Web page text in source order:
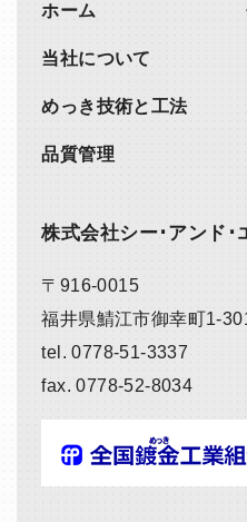
ホーム
当社について
めっき技術と工法
品質管理
株式会社シー･アンド･
〒916-0015
福井県鯖江市御幸町1-
tel.0778-51-3337
fax.0778-52-8034